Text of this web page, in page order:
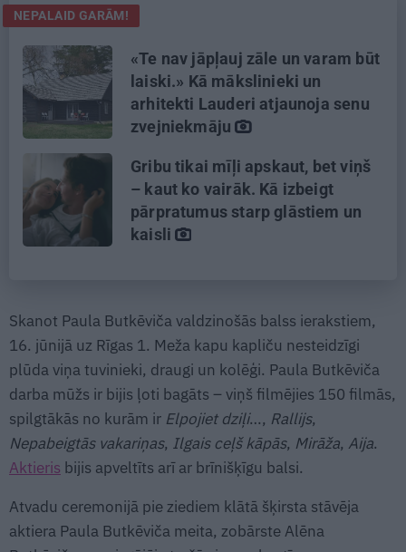
NEPALAID GARĀM!
«Te nav jāpļauj zāle un varam būt
laiski.» Kā mākslinieki un
arhitekti Lauderi atjaunoja senu
zvejniekmāju
Gribu tikai mīļi apskaut, bet viņš
– kaut ko vairāk. Kā izbeigt
pārpratumus starp glāstiem un
kaisli
Skanot Paula Butkēviča valdzinošās balss ierakstiem,
16. jūnijā uz Rīgas 1. Meža kapu kapliču nesteidzīgi
plūda viņa tuvinieki, draugi un kolēģi. Paula Butkēviča
darba mūžs ir bijis ļoti bagāts – viņš filmējies 150 filmās,
spilgtākās no kurām ir Elpojiet dziļi…, Rallijs,
Nepabeigtās vakariņas, Ilgais ceļš kāpās, Mirāža, Aija.
Aktieris bijis apveltīts arī ar brīnišķīgu balsi.
Atvadu ceremonijā pie ziediem klātā šķirsta stāvēja
aktiera Paula Butkēviča meita, zobārste Alēna